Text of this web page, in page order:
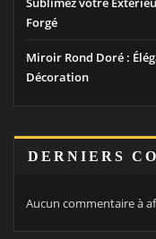
Forgé
Miroir Rond Doré :
Décoration
DERNIERS
Aucun commentaire à